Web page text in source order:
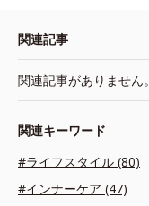
関連記事
関連記事がありません。
関連キーワード
#ライフスタイル (80)
#インナーケア (47)